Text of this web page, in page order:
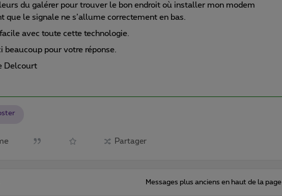
du galérer pour trouver le bon endroit où installer mon modem
que le signale ne s’allume correctement en bas.
avec toute cette technologie.
beaucoup pour votre réponse.
Delcourt
Partager
Messages plus anciens en haut de la page